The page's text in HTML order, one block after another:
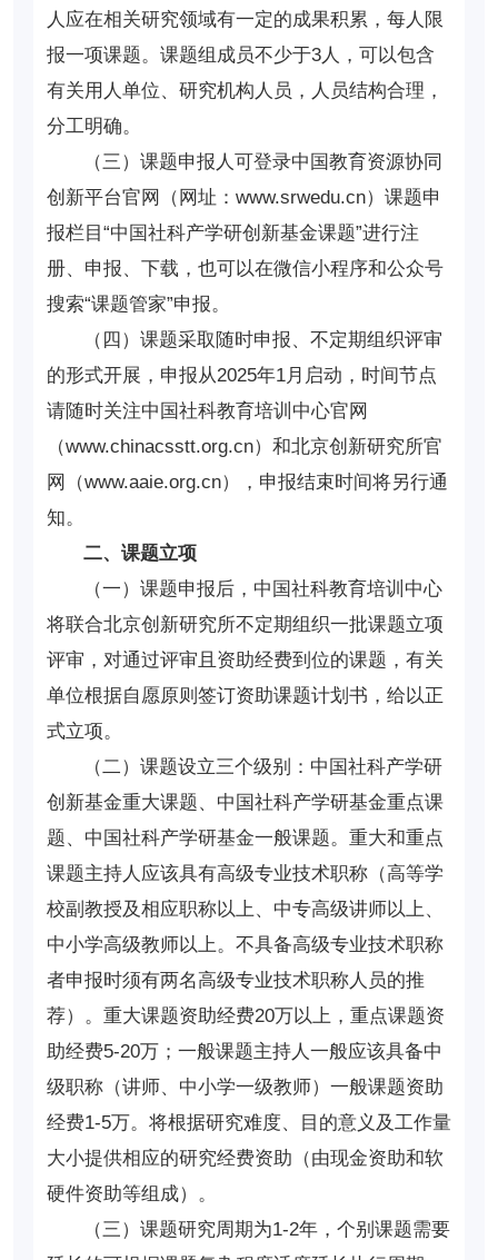
人应在相关研究领域有一定的成果积累，每人限
报一项课题。课题组成员不少于3人，可以包含
有关用人单位、研究机构人员，人员结构合理，
分工明确。
（三）课题申报人可登录中国教育资源协同
创新平台官网（网址：www.srwedu.cn）课题申
报栏目“中国社科产学研创新基金课题”进行注
册、申报、下载，也可以在微信小程序和公众号
搜索“课题管家”申报。
（四）课题采取随时申报、不定期组织评审
的形式开展，申报从2025年1月启动，时间节点
请随时关注中国社科教育培训中心官网
（www.chinacsstt.org.cn）和北京创新研究所官
网（www.aaie.org.cn），申报结束时间将另行通
知。
二、课题立项
（一）课题申报后，中国社科教育培训中心
将联合北京创新研究所不定期组织一批课题立项
评审，对通过评审且资助经费到位的课题，有关
单位根据自愿原则签订资助课题计划书，给以正
式立项。
（二）课题设立三个级别：中国社科产学研
创新基金重大课题、中国社科产学研基金重点课
题、中国社科产学研基金一般课题。重大和重点
课题主持人应该具有高级专业技术职称（高等学
校副教授及相应职称以上、中专高级讲师以上、
中小学高级教师以上。不具备高级专业技术职称
者申报时须有两名高级专业技术职称人员的推
荐）。重大课题资助经费20万以上，重点课题资
助经费5-20万；一般课题主持人一般应该具备中
级职称（讲师、中小学一级教师）一般课题资助
经费1-5万。将根据研究难度、目的意义及工作量
大小提供相应的研究经费资助（由现金资助和软
硬件资助等组成）。
（三）课题研究周期为1-2年，个别课题需要